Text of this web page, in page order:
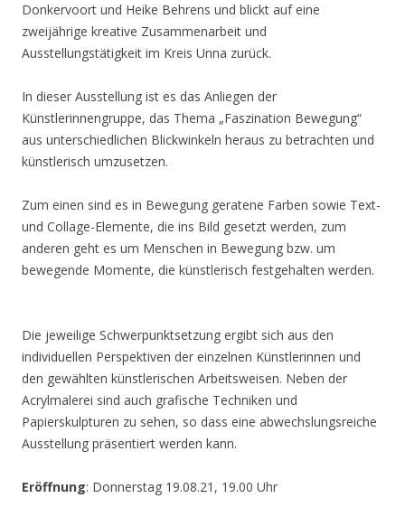
Donkervoort und Heike Behrens und blickt auf eine
zweijährige kreative Zusammenarbeit und
Ausstellungstätigkeit im Kreis Unna zurück.
In dieser Ausstellung ist es das Anliegen der
Künstlerinnengruppe, das Thema „Faszination Bewegung“
aus unterschiedlichen Blickwinkeln heraus zu betrachten und
künstlerisch umzusetzen.
Zum einen sind es in Bewegung geratene Farben sowie Text-
und Collage-Elemente, die ins Bild gesetzt werden, zum
anderen geht es um Menschen in Bewegung bzw. um
bewegende Momente, die künstlerisch festgehalten werden.
Die jeweilige Schwerpunktsetzung ergibt sich aus den
individuellen Perspektiven der einzelnen Künstlerinnen und
den gewählten künstlerischen Arbeitsweisen. Neben der
Acrylmalerei sind auch grafische Techniken und
Papierskulpturen zu sehen, so dass eine abwechslungsreiche
Ausstellung präsentiert werden kann.
Eröffnung: Donnerstag 19.08.21, 19.00 Uhr